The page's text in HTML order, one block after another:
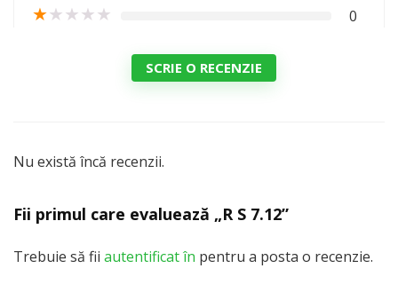
★★★★★ 0
SCRIE O RECENZIE
Nu există încă recenzii.
Fii primul care evaluează „R S 7.12”
Trebuie să fii autentificat în pentru a posta o recenzie.